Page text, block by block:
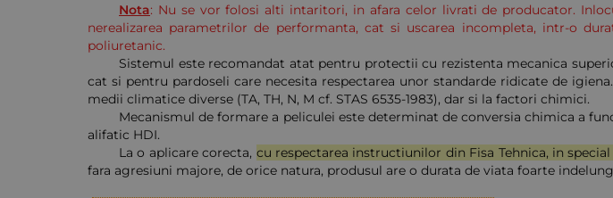
Nota: Nu se vor folosi alti intaritori, in afara celor livrati de producator.
nerealizarea parametrilor de performanta, cat si uscarea incompleta, intr-o
poliuretanic.
Sistemul este recomandat atat pentru protectii cu rezistenta mecanica
cat si pentru pardoseli care necesita respectarea unor standarde ridicate de
medii climatice diverse (TA, TH, N, M cf. STAS 6535-1983), dar si la factori chimici.
Mecanismul de formare a peliculei este determinat de conversia chimica a
alifatic HDI.
La o aplicare corecta, cu respectarea instructiunilor din Fisa Tehnica, in
fara agresiuni majore, de orice natura, produsul are o durata de viata foarte